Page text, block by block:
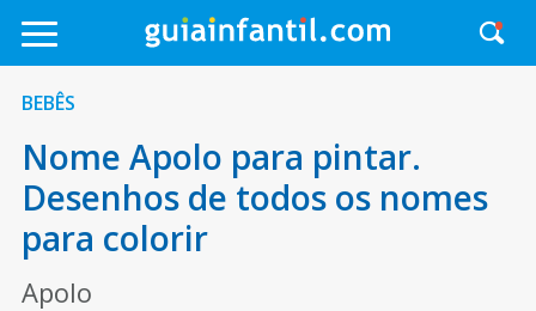
BEBÊS
Nome Apolo para pintar.
Desenhos de todos os nomes
para colorir
Apolo